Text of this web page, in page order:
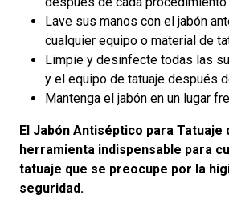
Lave sus manos con el jabón
cualquier equipo o material de
Limpie y desinfecte todas las
y el equipo de tatuaje después
Mantenga el jabón en un lugar
El Jabón Antiséptico para Tatuaje
herramienta indispensable para
tatuaje que se preocupe por la
seguridad.